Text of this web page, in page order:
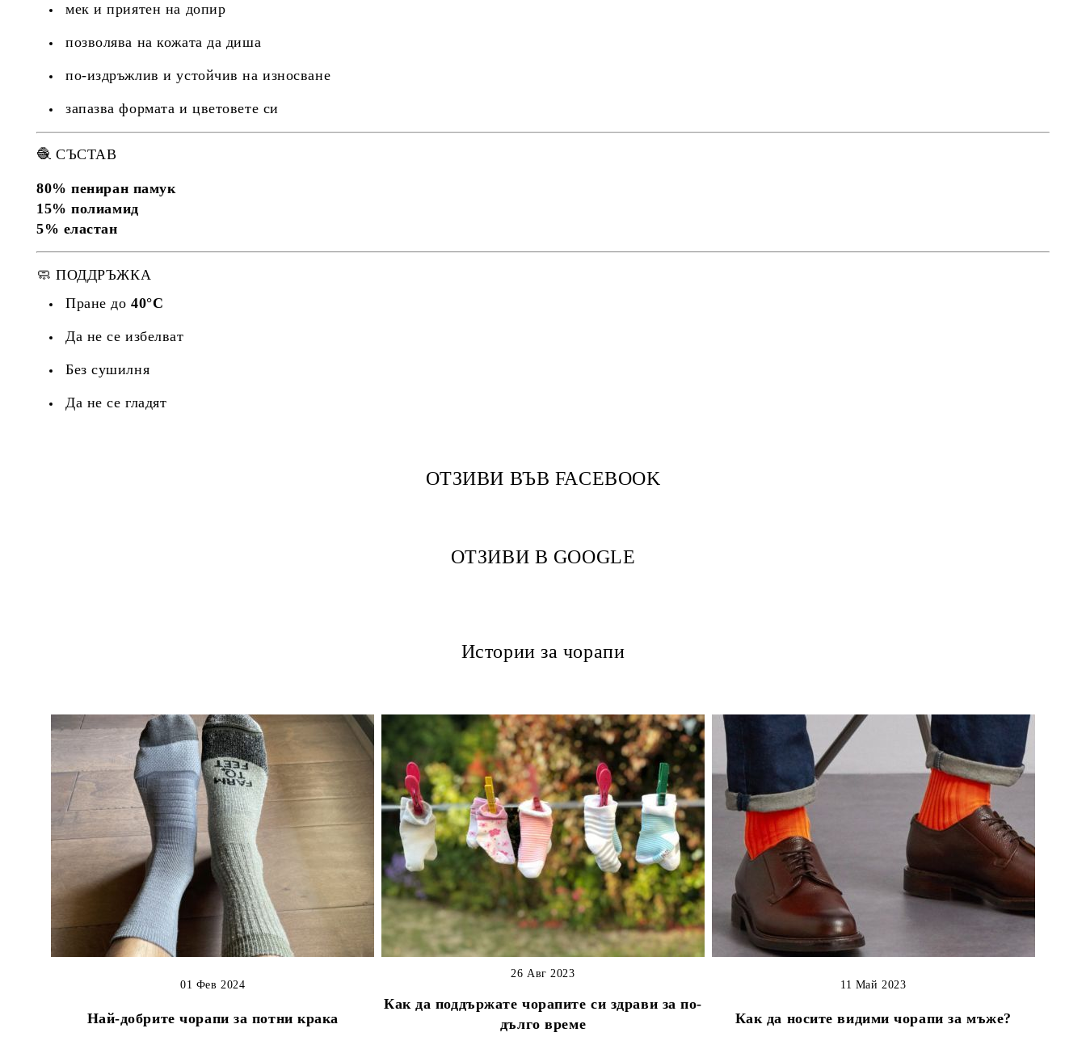
мек и приятен на допир
позволява на кожата да диша
по-издръжлив и устойчив на износване
запазва формата и цветовете си
🧶 СЪСТАВ
80% пениран памук
15% полиамид
5% еластан
🧼 ПОДДРЪЖКА
Пране до40°C
Да не се избелват
Без сушилня
Да не се гладят
ОТЗИВИ ВЪВ FACEBOOK
ОТЗИВИ В GOOGLE
Истории за чорапи
Най-добрите чорапи за потни крака
01 Фев 2024
Как да поддържате чорапите си здрави за по-
дълго време
26 Авг 2023
Как да носите видими чорапи за мъже?
11 Май 2023